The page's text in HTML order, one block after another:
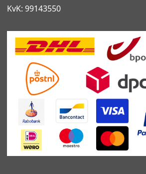
KvK: 99143550